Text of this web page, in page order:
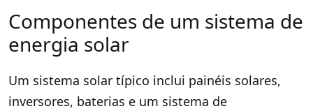
Componentes de um sistema de
energia solar
Um sistema solar típico inclui painéis solares,
inversores, baterias e um sistema de